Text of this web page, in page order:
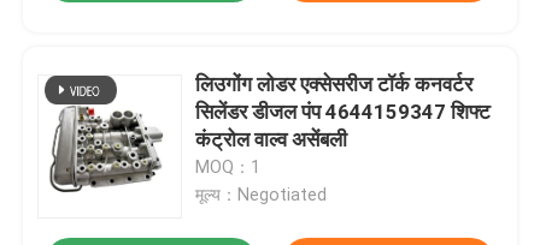
लिउगोंग लोडर एक्सेसरीज टॉर्क कनवर्टर
सिलेंडर डीजल पंप 4644159347 शिफ्ट
कंट्रोल वाल्व असेंबली
MOQ：1
मूल्य：Negotiated